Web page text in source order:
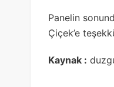
Panelin
Çiçek’e
Kaynak :